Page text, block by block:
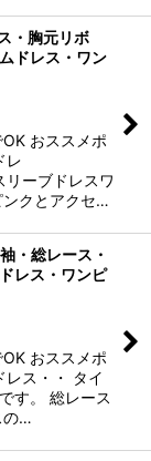
・胸元リボ
ドレス・ワン
おススメポ
レ
リーブドレスワ
ンクとアクセ…
・総レース・
レス・ワンピ
おススメポ
レス・・ タイ
す。 総レース
の…